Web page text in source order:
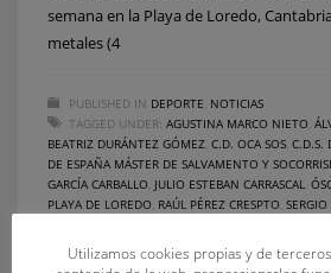
semana en la Playa de Loredo,
metales (4
PUBLISHED IN DEPORTE NOTICIAS
TAGGED UNDER: AGUSTINA MARCO NIETO
BEATRIZ DURÁNTEZ GÓMEZ C.D. OCA SOS C.D.S.
DE ESPAÑA MÁSTER DE SALVAMENTO Y
GARCÍA CARBALLO JULIO ESTEBAN CARRASCAL
PLAYA DE LOREDO RAÚL PÉREZ CRESPTO
Utilizamos cookies propias y de